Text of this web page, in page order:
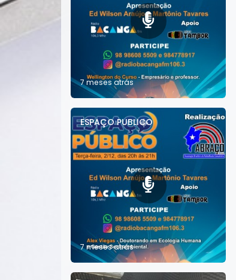
7 meses atrás
ESPAÇO PUBLICO
7 meses atrás